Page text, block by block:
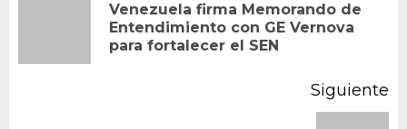
entradas
Venezuela firma Memorando de
Entendimiento con GE Vernova
para fortalecer el SEN
Siguiente